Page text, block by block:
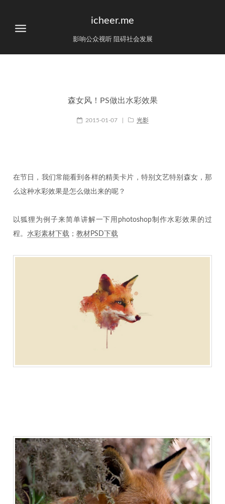
icheer.me
影响公众视听 阻碍社会发展
森女风！PS做出水彩效果
2015-01-07 光影
在节日，我们常能看到各样的精美卡片，特别文艺特别森女，那
么这种水彩效果是怎么做出来的呢？
以狐狸为例子来简单讲解一下用photoshop制作水彩效果的过
程。 水彩素材下载 ； 教材PSD下载